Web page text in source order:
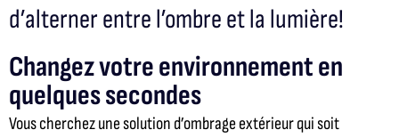
d’alterner entre l’ombre et la lumière!
Changez votre environnement en
quelques secondes
Vous cherchez une solution d’ombrage extérieur qui soit